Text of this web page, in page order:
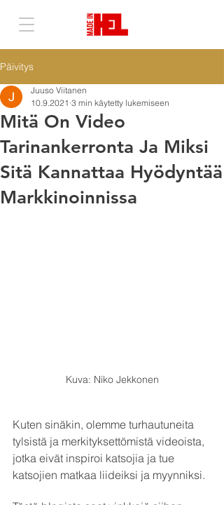
Päivitys
Mitä On Video
Tarinankerronta Ja Miksi
Sitä Kannattaa Hyödyntää
Markkinoinnissa
Juuso Viitanen
10.9.2021 3 min käytetty lukemiseen
Kuva: Niko Jekkonen
Kuten sinäkin, olemme turhautuneita
tylsistä ja merkityksettömistä videoista,
jotka eivät inspiroi katsojia ja tue
katsojien matkaa liideiksi ja myynniksi.